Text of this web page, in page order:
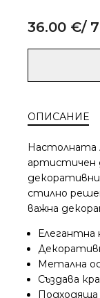
36.00 €/
Swizzle
55622CP
220V
E14
фасунга
метал
стъкло
ОПИСАНИЕ
Настолната
артистичен
стилно
важна
Елегантна
Метална
Създава
Подходяща